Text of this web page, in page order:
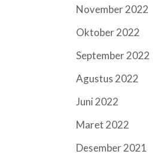
November 2022
Oktober 2022
September 2022
Agustus 2022
Juni 2022
Maret 2022
Desember 2021